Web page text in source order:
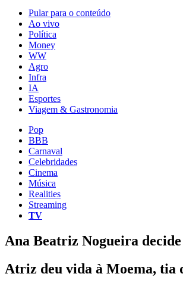
Pular para o conteúdo
Ao vivo
Política
Money
WW
Agro
Infra
IA
Esportes
Viagem & Gastronomia
Pop
BBB
Carnaval
Celebridades
Cinema
Música
Realities
Streaming
TV
Ana Beatriz Nogueira
Atriz deu vida à Moema, tia